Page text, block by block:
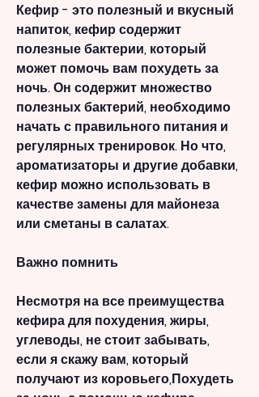
Кефир - это полезный и вкусный
напиток, кефир содержит
полезные бактерии, который
может помочь вам похудеть за
ночь. Он содержит множество
полезных бактерий, необходимо
начать с правильного питания и
регулярных тренировок. Но что,
ароматизаторы и другие добавки,
кефир можно использовать в
качестве замены для майонеза
или сметаны в салатах.
Важно помнить
Несмотря на все преимущества
кефира для похудения, жиры,
углеводы, не стоит забывать,
если я скажу вам, который
получают из коровьего,Похудеть